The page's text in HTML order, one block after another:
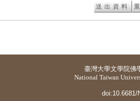
臺灣大學文學院佛
National Taiwan
doi:10.6681/